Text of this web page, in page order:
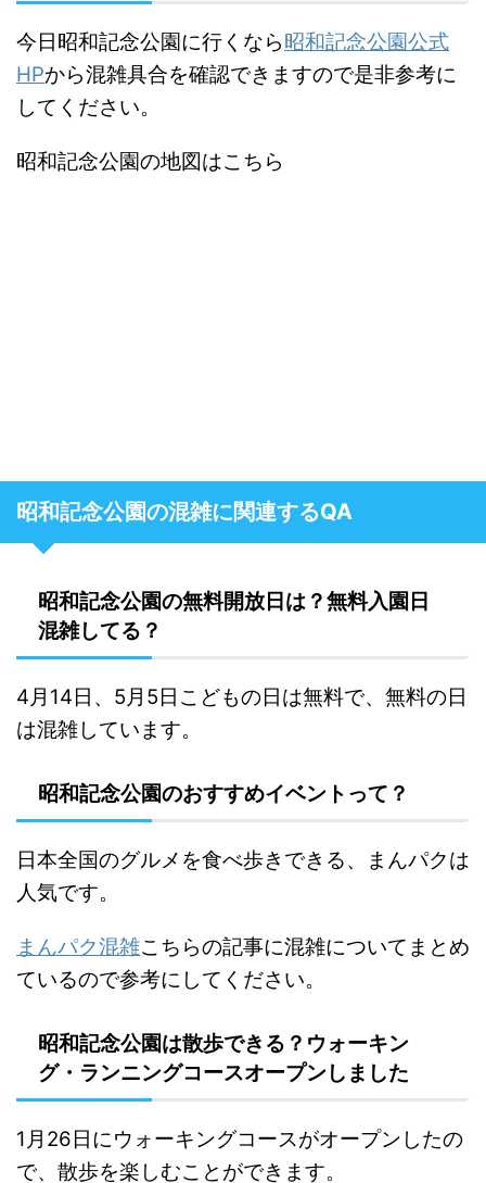
今日昭和記念公園に行くなら昭和記念公園公式
HPから混雑具合を確認できますので是非参考に
してください。
昭和記念公園の地図はこちら
昭和記念公園の混雑に関連するQA
昭和記念公園の無料開放日は？無料入園日
混雑してる？
4月14日、5月5日こどもの日は無料で、無料の日
は混雑しています。
昭和記念公園のおすすめイベントって？
日本全国のグルメを食べ歩きできる、まんパクは
人気です。
まんパク混雑こちらの記事に混雑についてまとめ
ているので参考にしてください。
昭和記念公園は散歩できる？ウォーキン
グ・ランニングコースオープンしました
1月26日にウォーキングコースがオープンしたの
で、散歩を楽しむことができます。